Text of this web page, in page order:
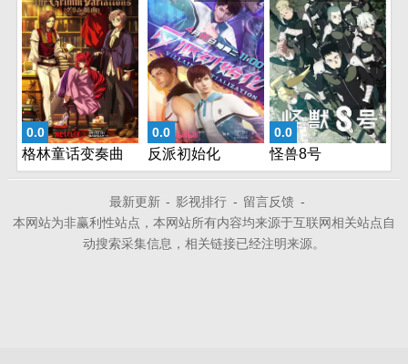
0.0
格林童话变奏曲
0.0
反派初始化
0.0
怪兽8号
最新更新 - 影视排行 - 留言反馈 -
本网站为非赢利性站点，本网站所有内容均来源于互联网相关站点自
动搜索采集信息，相关链接已经注明来源。